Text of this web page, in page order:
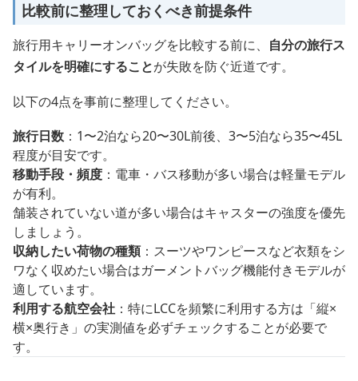
比較前に整理しておくべき前提条件
旅行用キャリーオンバッグを比較する前に、 自分の旅行ス
タイルを明確にすることが失敗を防ぐ近道です。
以下の4点を事前に整理してください。
旅行日数 ：1〜2泊なら20〜30L前後、3〜5泊なら35〜45L
程度が目安です。
移動手段・頻度 ：電車・バス移動が多い場合は軽量モデル
が有利。
舗装されていない道が多い場合はキャスターの強度を優先
しましょう。
収納したい荷物の種類：スーツやワンピースなど衣類をシ
ワなく収めたい場合はガーメントバッグ機能付きモデルが
適しています。
利用する航空会社 ：特にLCCを頻繁に利用する方は「縦×
横×奥行き」の実測値を必ずチェックすることが必要で
す。